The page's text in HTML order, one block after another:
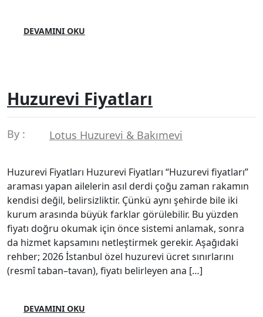
DEVAMINI OKU
Huzurevi Fiyatları
By : Lotus Huzurevi & Bakımevi
Huzurevi Fiyatları Huzurevi Fiyatları “Huzurevi fiyatları”
araması yapan ailelerin asıl derdi çoğu zaman rakamın
kendisi değil, belirsizliktir. Çünkü aynı şehirde bile iki
kurum arasında büyük farklar görülebilir. Bu yüzden
fiyatı doğru okumak için önce sistemi anlamak, sonra
da hizmet kapsamını netleştirmek gerekir. Aşağıdaki
rehber; 2026 İstanbul özel huzurevi ücret sınırlarını
(resmî taban–tavan), fiyatı belirleyen ana […]
DEVAMINI OKU